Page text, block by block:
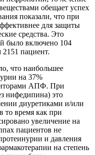
обещает успех
показали, что при
для защиты
средства. Это
было включено 104
пациент.
что наибольшее
на 37%
АПФ. При
нифедипина) это
диуретиками и/или
то время как при
увеличение на
пациентов не
и давления
на степень